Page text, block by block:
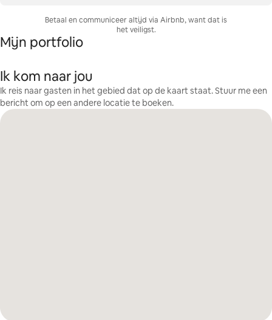
Betaal en communiceer altijd via Airbnb, want dat is
het veiligst.
Mijn portfolio
Ik kom naar jou
Ik reis naar gasten in het gebied dat op de kaart staat. Stuur me een
bericht om op een andere locatie te boeken.